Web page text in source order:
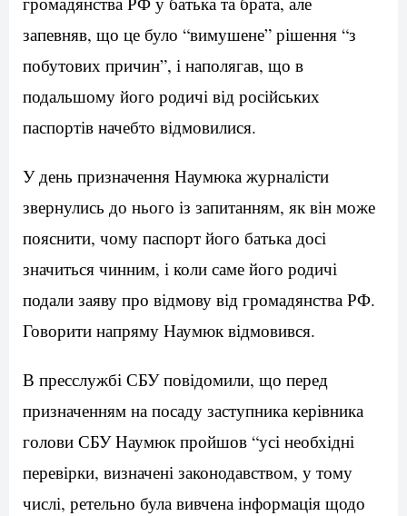
запевняв, що це було “вимушене” рішення “з
побутових причин”, і наполягав, що в
подальшому його родичі від російських
паспортів начебто відмовилися.
У день призначення Наумюка журналісти
звернулись до нього із запитанням, як він може
пояснити, чому паспорт його батька досі
значиться чинним, і коли саме його родичі
подали заяву про відмову від громадянства РФ.
Говорити напряму Наумюк відмовився.
В пресслужбі СБУ повідомили, що перед
призначенням на посаду заступника керівника
голови СБУ Наумюк пройшов “усі необхідні
перевірки, визначені законодавством, у тому
числі, ретельно була вивчена інформація щодо